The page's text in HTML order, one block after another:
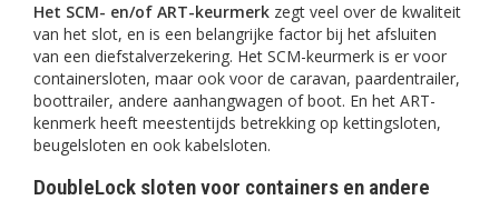
Het SCM- en/of ART-keurmerk zegt veel over de kwaliteit
van het slot, en is een belangrijke factor bij het afsluiten
van een diefstalverzekering. Het SCM-keurmerk is er voor
containersloten, maar ook voor de caravan, paardentrailer,
boottrailer, andere aanhangwagen of boot. En het ART-
kenmerk heeft meestentijds betrekking op kettingsloten,
beugelsloten en ook kabelsloten.
DoubleLock sloten voor containers en andere